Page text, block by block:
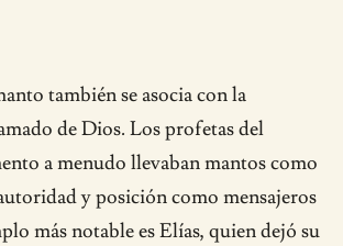
también se asocia con la
de Dios. Los profetas del
a menudo llevaban mantos como
y posición como mensajeros
más notable es Elías, quien dejó su